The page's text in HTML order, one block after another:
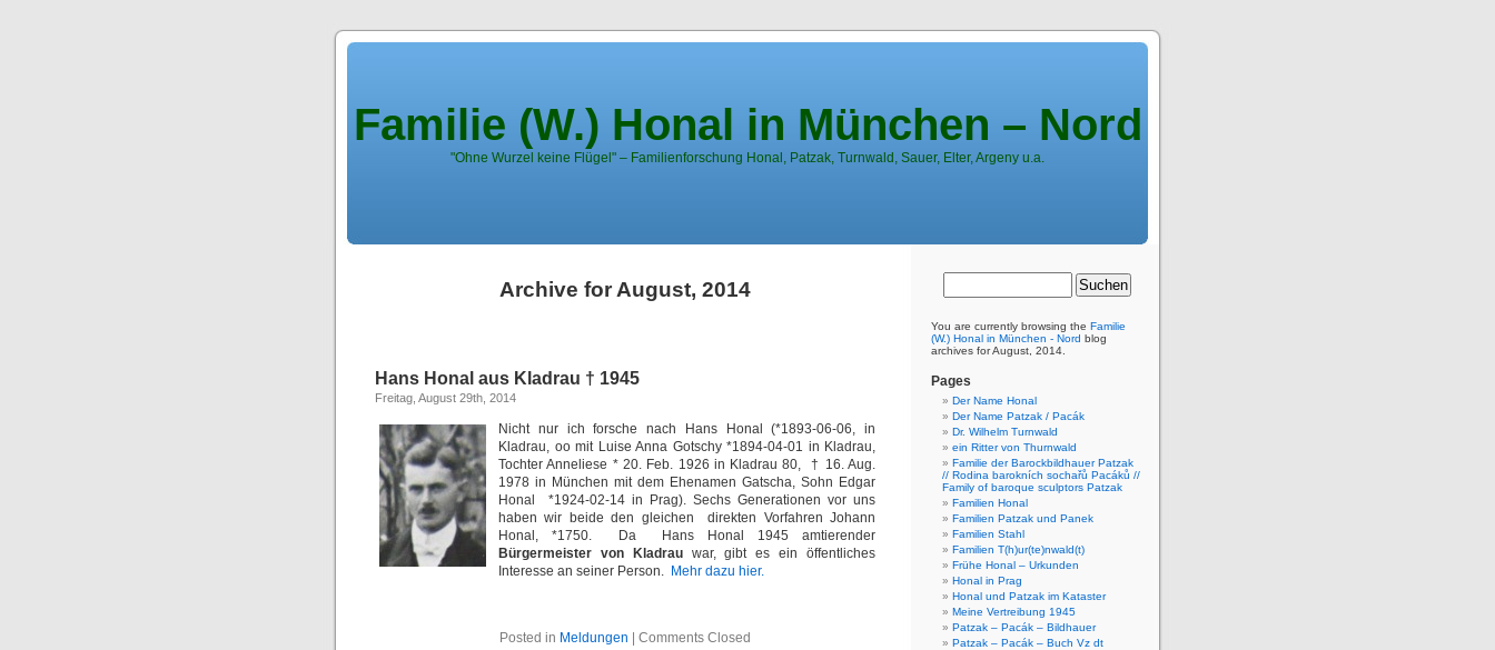
Familie (W.) Honal in München – Nord
"Ohne Wurzel keine Flügel" – Familienforschung Honal, Patzak, Turnwald, Sauer, Elter, Argeny u.a.
Archive for August, 2014
Hans Honal aus Kladrau † 1945
Freitag, August 29th, 2014
Nicht nur ich forsche nach Hans Honal (*1893-06-06, in
Kladrau, oo mit Luise Anna Gotschy *1894-04-01 in Kladrau,
Tochter Anneliese * 20. Feb. 1926 in Kladrau 80, † 16. Aug.
1978 in München mit dem Ehenamen Gatscha, Sohn Edgar
Honal *1924-02-14 in Prag). Sechs Generationen vor uns
haben wir beide den gleichen direkten Vorfahren Johann
Honal, *1750. Da Hans Honal 1945 amtierender
Bürgermeister von Kladrauwar, gibt es ein öffentliches
Interesse an seiner Person. Mehr dazu hier.
Posted in Meldungen Comments Closed
You are currently browsing the Familie
(W.) Honal in München - Nord blog
archives for August, 2014.
Pages
Der Name Honal
Der Name Patzak / Pacák
Dr. Wilhelm Turnwald
ein Ritter von Thurnwald
Familie der Barockbildhauer Patzak
// Rodina barokních sochařů Pacáků //
Family of baroque sculptors Patzak
Familien Honal
Familien Patzak und Panek
Familien Stahl
Familien T(h)ur(te)nwald(t)
Frühe Honal – Urkunden
Honal in Prag
Honal und Patzak im Kataster
Meine Vertreibung 1945
Patzak – Pacák – Bildhauer
Patzak – Pacák – Buch Vz dt